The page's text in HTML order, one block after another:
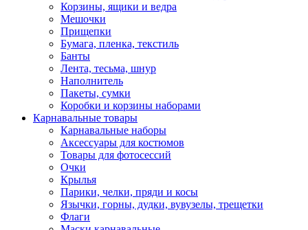
Корзины, ящики и ведра
Мешочки
Прищепки
Бумага, пленка, текстиль
Банты
Лента, тесьма, шнур
Наполнитель
Пакеты, сумки
Коробки и корзины наборами
Карнавальные товары
Карнавальные наборы
Аксессуары для костюмов
Товары для фотосессий
Очки
Крылья
Парики, челки, пряди и косы
Язычки, горны, дудки, вувузелы, трещетки
Флаги